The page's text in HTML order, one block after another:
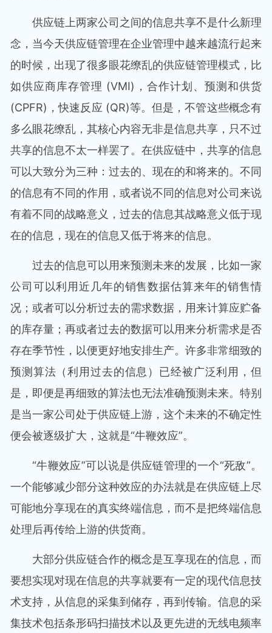
供应链上两家公司之间的信息共享不是什么新理
念，当今天供应链管理在企业管理中越来越流行起来
的时候，出现了很多眼花缭乱的供应链管理模式，比
如供应商库存管理 (VMI)，合作计划、预测和供货
(CPFR)，快速反应 (QR)等。但是，不管这些概念有
多么眼花缭乱，其核心内容无非是信息共享，只不过
共享的信息不太一样罢了。在供应链中，共享的信息
可以大致分为三种：过去的、现在的和将来的。不同
的信息有不同的作用，或者说不同的信息对公司来说
有着不同的战略意义，过去的信息其战略意义低于现
在的信息，现在的信息又低于将来的信息。
过去的信息可以用来预测未来的发展，比如一家
公司可以利用近几年的销售数据估算来年的销售情
况；或者可以分析过去的需求数据，用来计算应贮备
的库存量；再或者过去的数据可以用来分析需求是否
存在季节性，以便更好地安排生产。许多非常细致的
预测算法（利用过去的信息）已经被广泛利用，但
是，即便是再细致的算法也无法准确预测未来。特别
是当一家公司处于供应链上游，这个未来的不确定性
便会被逐级扩大，这就是“牛鞭效应”。
“牛鞭效应”可以说是供应链管理的一个“死敌”。
一个能够减少部分这种效应的办法就是在供应链上尽
可能地分享现在的真实终端信息，而不是把终端信息
处理后再传给上游的供货商。
大部分供应链合作的概念是互享现在的信息，而
要想实现对现在信息的共享就要有一定的现代信息技
术支持，从信息的采集到储存，再到传输。信息的采
集技术包括条形码扫描技术以及更先进的无线电频率